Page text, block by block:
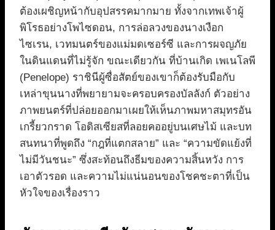
ต้องเผชิญหน้ากับอุปสรรคมากมาย ทั้งจากเทพเจ้าผู้
พิโรธอย่างโพไซดอน, การล่อลวงของนางเงือก
ไซเรน, เวทมนตร์ของแม่มดเซอร์ซี และการผจญภัย
ในดินแดนที่ไม่รู้จัก ขณะเดียวกัน ที่บ้านเกิด เพเนโลพี
(Penelope) ราชินีผู้ซื่อสัตย์ของเขาก็ต้องรับมือกับ
เหล่าขุนนางที่พยายามจะครอบครองบัลลังก์ ตัวอย่าง
ภาพยนตร์ที่ปล่อยออกมาเผยให้เห็นภาพมหาสมุทรอัน
เกรี้ยวกราด โอดิสเซียสที่ลอยคออยู่บนเศษไม้ และบท
สนทนาที่พูดถึง “กฎที่แตกสลาย” และ “ความขัดแย้งที่
ไม่มีวันชนะ” ซึ่งสะท้อนถึงธีมของความสิ้นหวัง การ
เอาตัวรอด และความไม่แน่นอนของโชคชะตาที่เป็น
หัวใจของเรื่องราว